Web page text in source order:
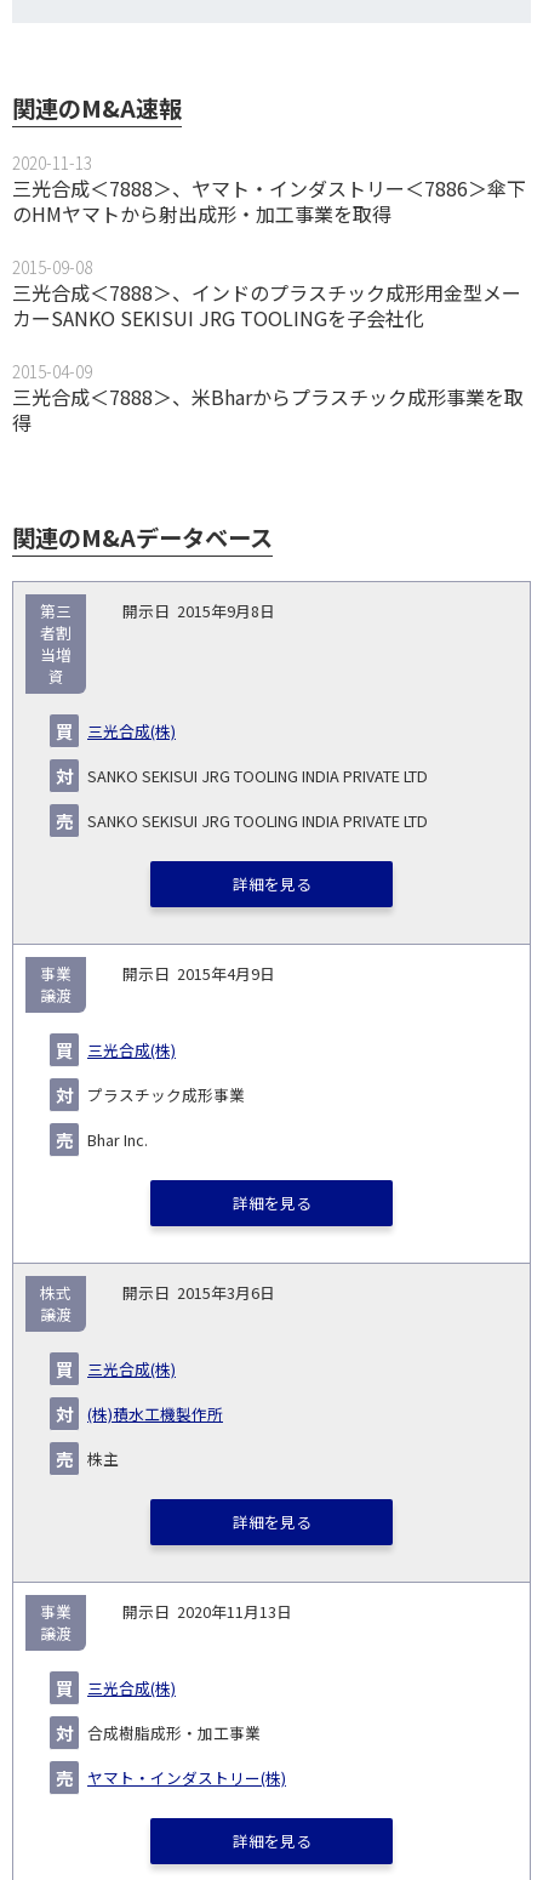
関連のM&A速報
2020-11-13
三光合成＜7888＞、ヤマト・インダストリー＜7886＞傘下
のHMヤマトから射出成形・加工事業を取得
2015-09-08
三光合成＜7888＞、インドのプラスチック成形用金型メー
カーSANKO SEKISUI JRG TOOLINGを子会社化
2015-04-09
三光合成＜7888＞、米Bharからプラスチック成形事業を取
得
関連のM&Aデータベース
No.
示
事業
▽
2015年9月8日
三光合成(株)
SANKO SEKISUI JRG TOOLING INDIA PRIVATE LTD
SANKO SEKISUI JRG TOOLING INDIA PRIVATE LTD
第三
者割
当増
資
詳細を見る
2015年4月9日
三光合成(株)
プラスチック成形事業
Bhar Inc.
事業
譲渡
詳細を見る
2015年3月6日
三光合成(株)
(株)積水工機製作所
株主
株式
譲渡
詳細を見る
2020年11月13日
三光合成(株)
合成樹脂成形・加工事業
ヤマト・インダストリー(株)
事業
譲渡
詳細を見る